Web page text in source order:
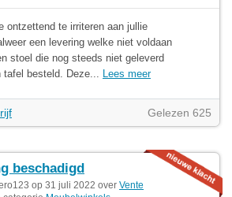
ontzettend te irriteren aan jullie
een levering welke niet voldaan
stoel die nog steeds niet geleverd
besteld. Deze... Lees meer
Gelezen 625
beschadigd
op 31 juli 2022 over Vente